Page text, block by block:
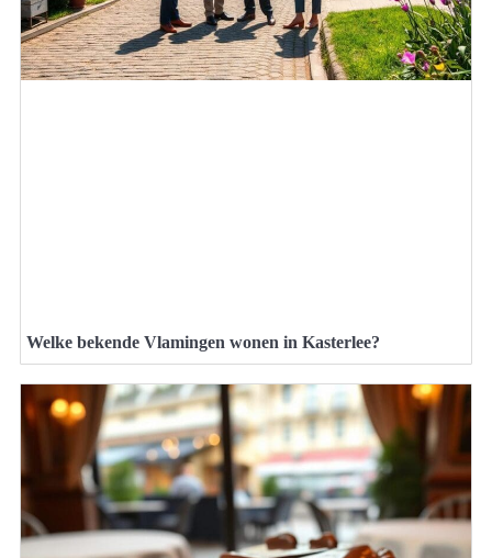
Welke bekende Vlamingen wonen in Kasterlee?